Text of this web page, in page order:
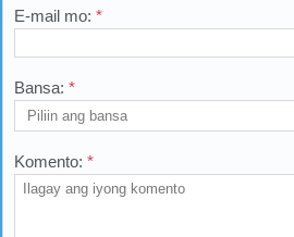
E-mail mo: *
Bansa: *
Komento: *